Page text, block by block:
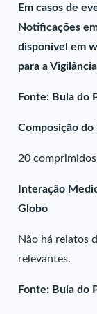
Em casos de
Notificações
disponível em
para a
Fonte: Bula do
Composição
20
Interação
Globo
Não há relatos
relevantes.
Fonte: Bula do